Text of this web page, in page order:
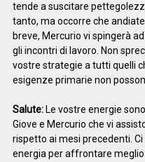
tende a suscitare
tanto, ma occorre che
breve, Mercurio vi spingerà
gli incontri di lavoro. Non
vostre strategie a tutti quelli
esigenze primarie non
Salute:Le vostre energie
Giove e Mercurio che vi
rispetto ai mesi precedenti.
energia per affrontare meglio